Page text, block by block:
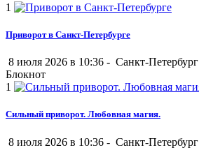
1
Приворот в Санкт-Петербурге
8 июля 2026 в 10:36 - Санкт-Петербург
Блокнот
1
Сильный приворот. Любовная магия.
8 июля 2026 в 10:36 - Санкт-Петербург